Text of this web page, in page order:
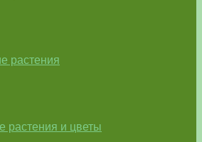
растения
растения и цветы